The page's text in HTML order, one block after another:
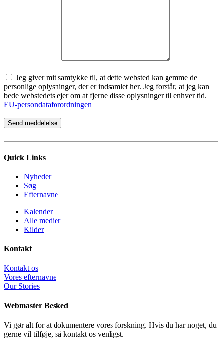
Jeg giver mit samtykke til, at dette websted kan gemme de
personlige oplysninger, der er indsamlet her. Jeg forstår, at jeg kan
bede webstedets ejer om at fjerne disse oplysninger til enhver tid.
EU-persondataforordningen
Quick Links
Nyheder
Søg
Efternavne
Kalender
Alle medier
Kilder
Kontakt
Kontakt os
Vores efternavne
Our Stories
Webmaster Besked
Vi gør alt for at dokumentere vores forskning. Hvis du har noget, du
gerne vil tilføje, så kontakt os venligst.